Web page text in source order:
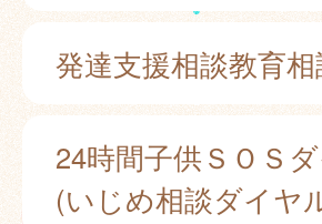
発達支援相談教育相
24時間子供ＳＯＳ
(いじめ相談ダイヤ